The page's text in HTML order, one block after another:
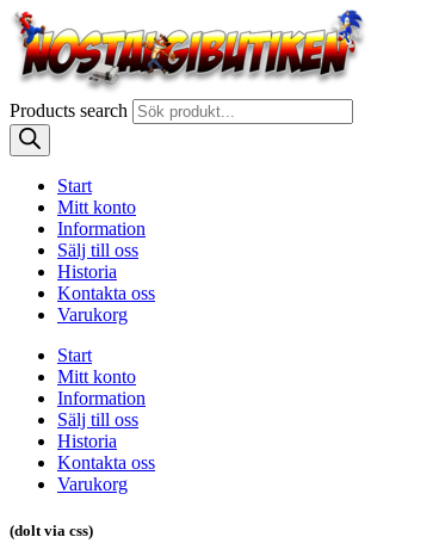
Products search
Start
Mitt konto
Information
Sälj till oss
Historia
Kontakta oss
Varukorg
Start
Mitt konto
Information
Sälj till oss
Historia
Kontakta oss
Varukorg
(dolt via css)